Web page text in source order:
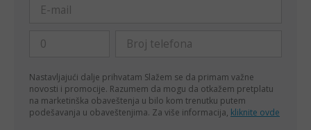
Nastavljajući dalje prihvatam Slažem se da primam važne
novosti i promocije. Razumem da mogu da otkažem pretplatu
na marketinška obaveštenja u bilo kom trenutku putem
podešavanja u obaveštenjima. Za više informacija, kliknite ovde